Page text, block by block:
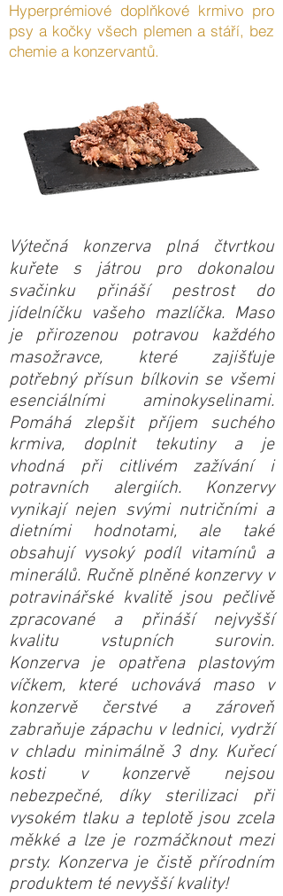
Hyperprémiové doplňkové krmivo pro
psy a kočky všech plemen a stáří, bez
chemie a konzervantů.
Výtečná konzerva plná čtvrtkou
kuřete s játrou pro dokonalou
svačinku přináší pestrost do
jídelníčku vašeho mazlíčka. Maso
je přirozenou potravou každého
masožravce, které zajišťuje
potřebný přísun bílkovin se všemi
esenciálními aminokyselinami.
Pomáhá zlepšit příjem suchého
krmiva, doplnit tekutiny a je
vhodná při citlivém zažívání i
potravních alergiích. Konzervy
vynikají nejen svými nutričními a
dietními hodnotami, ale také
obsahují vysoký podíl vitamínů a
minerálů. Ručně plněné konzervy v
potravinářské kvalitě jsou pečlivě
zpracované a přináší nejvyšší
kvalitu vstupních surovin.
Konzerva je opatřena plastovým
víčkem, které uchovává maso v
konzervě čerstvé a zároveň
zabraňuje zápachu v lednici, vydrží
v chladu minimálně 3 dny. Kuřecí
kosti v konzervě nejsou
nebezpečné, díky sterilizaci při
vysokém tlaku a teplotě jsou zcela
měkké a lze je rozmáčknout mezi
prsty. Konzerva je čistě přírodním
produktem té nevyšší kvality!